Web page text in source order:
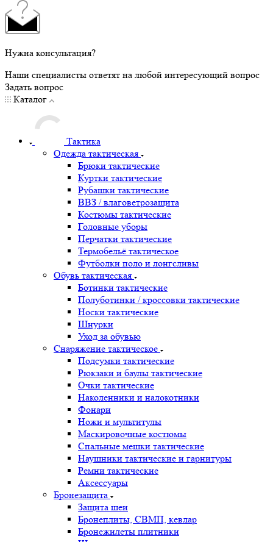
Нужна консультация?
Наши специалисты ответят на любой интересующий вопрос
Задать вопрос
Каталог
Тактика
Одежда тактическая
Брюки тактические
Куртки тактические
Рубашки тактические
ВВЗ / влаговетрозащита
Костюмы тактические
Головные уборы
Перчатки тактические
Термобельё тактическое
Футболки поло и лонгсливы
Обувь тактическая
Ботинки тактические
Полуботинки / кроссовки тактические
Носки тактические
Шнурки
Уход за обувью
Снаряжение тактическое
Подсумки тактические
Рюкзаки и баулы тактические
Очки тактические
Наколенники и налокотники
Фонари
Ножи и мультитулы
Маскировочные костюмы
Спальные мешки тактические
Наушники тактические и гарнитуры
Ремни тактические
Аксессуары
Бронезащита
Защита шеи
Бронеплиты, СВМП, кевлар
Бронежилеты плитники